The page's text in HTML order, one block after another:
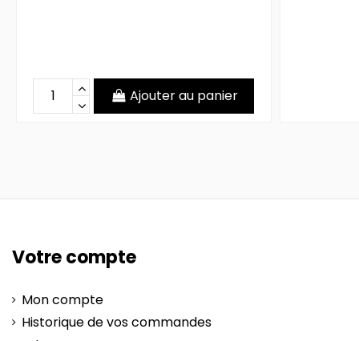
Ajouter au panier
Votre compte
Mon compte
Historique de vos commandes